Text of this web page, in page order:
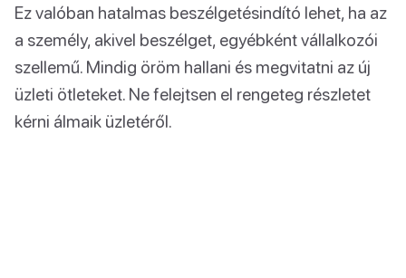
Ez valóban hatalmas beszélgetésindító lehet, ha az
a személy, akivel beszélget, egyébként vállalkozói
szellemű. Mindig öröm hallani és megvitatni az új
üzleti ötleteket. Ne felejtsen el rengeteg részletet
kérni álmaik üzletéről.